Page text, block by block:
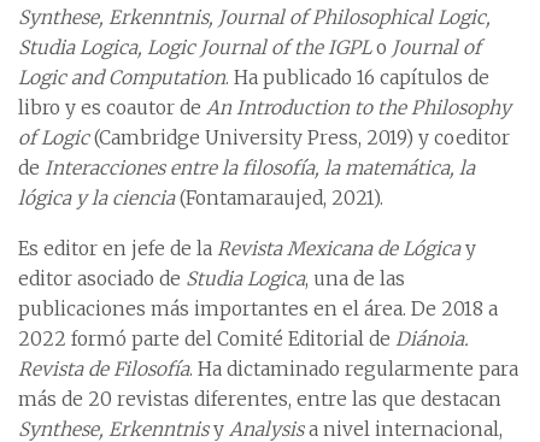
Synthese, Erkenntnis, Journal of Philosophical Logic,
Studia Logica, Logic Journal of the IGPLo Journal of
Logic and Computation. Ha publicado 16 capítulos de
libro y es coautor de An Introduction to the Philosophy
of Logic(Cambridge University Press, 2019) y coeditor
de Interacciones entre la filosofía, la matemática, la
lógica y la ciencia(Fontamaraujed, 2021).
Es editor en jefe de la Revista Mexicana de Lógicay
editor asociado de Studia Logica, una de las
publicaciones más importantes en el área. De 2018 a
2022 formó parte del Comité Editorial de Diánoia.
Revista de Filosofía. Ha dictaminado regularmente para
más de 20 revistas diferentes, entre las que destacan
Synthese, Erkenntnisy Analysisa nivel internacional,